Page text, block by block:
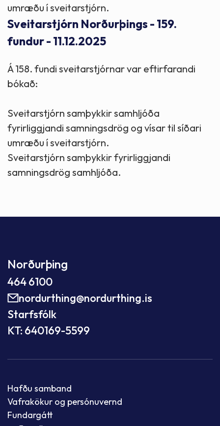
umræðu í sveitarstjórn.
Sveitarstjórn Norðurþings - 159.
fundur - 11.12.2025
Á 158. fundi sveitarstjórnar var eftirfarandi
bókað:
Sveitarstjórn samþykkir samhljóða
fyrirliggjandi samningsdrög og vísar til síðari
umræðu í sveitarstjórn.
Sveitarstjórn samþykkir fyrirliggjandi
samningsdrög samhljóða.
Norðurþing
464 6100
nordurthing@nordurthing.is
Starfsfólk
KT: 640169-5599
Hafðu samband
Vafrakökur og persónuvernd
Fundargátt